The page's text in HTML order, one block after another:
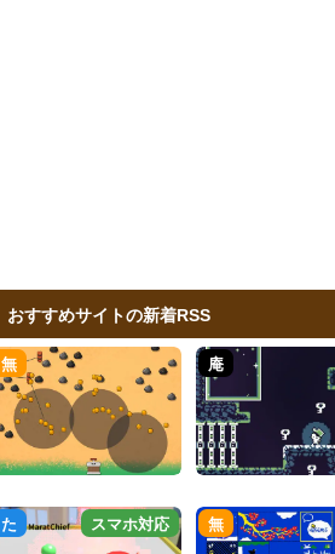
おすすめサイトの新着RSS
無 庵
た スマホ対応 無